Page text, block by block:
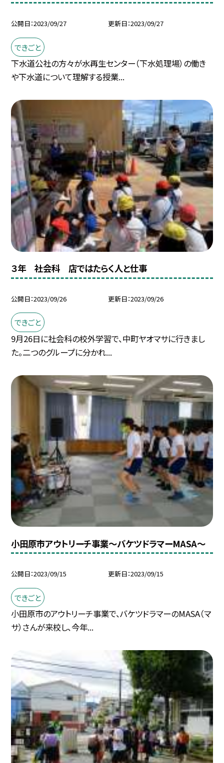
公開日 2023/09/27 更新日 2023/09/27
できごと
下水道公社の方々が水再生センター（下水処理場）の働き
や下水道について理解する授業...
３年 社会科 店ではたらく人と仕事
公開日 2023/09/26 更新日 2023/09/26
できごと
9月26日に社会科の校外学習で、中町ヤオマサに行きまし
た。二つのグループに分かれ...
小田原市アウトリーチ事業〜バケツドラマーMASA〜
公開日 2023/09/15 更新日 2023/09/15
できごと
小田原市のアウトリーチ事業で、バケツドラマーのMASA（マ
サ）さんが来校し、今年...